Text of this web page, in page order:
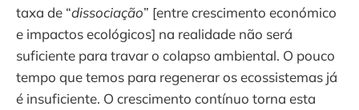
taxa de “dissociação” [entre crescimento económico
e impactos ecológicos] na realidade não será
suficiente para travar o colapso ambiental. O pouco
tempo que temos para regenerar os ecossistemas já
é insuficiente. O crescimento contínuo torna esta